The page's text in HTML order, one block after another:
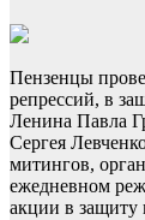
Пензенцы
репрессий, в
Ленина Павла
Сергея
митингов,
ежедневном
акции в